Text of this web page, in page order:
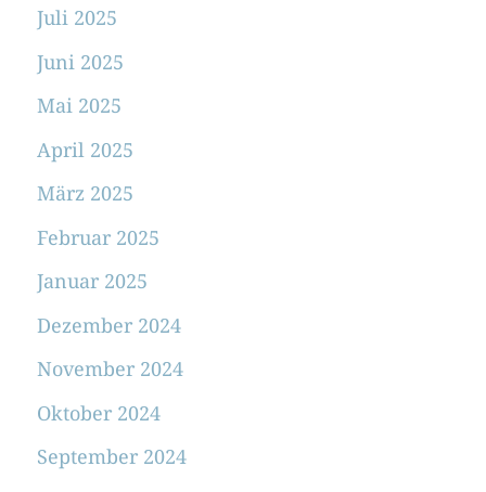
Juli 2025
Juni 2025
Mai 2025
April 2025
März 2025
Februar 2025
Januar 2025
Dezember 2024
November 2024
Oktober 2024
September 2024